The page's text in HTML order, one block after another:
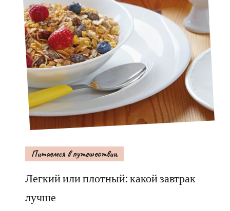
Питаемся в путешествии
Легкий или плотный: какой завтрак
лучше